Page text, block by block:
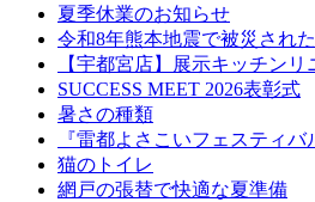
夏季休業のお知らせ
令和8年熊本地震で被災され
【宇都宮店】展示キッチン
SUCCESS MEET 2026表彰式
暑さの種類
『雷都よさこいフェスティバ
猫のトイレ
網戸の張替で快適な夏準備